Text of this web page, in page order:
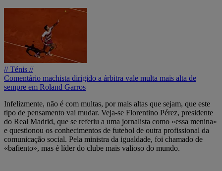
// Ténis //
Comentário machista dirigido a árbitra vale multa mais alta de
sempre em Roland Garros
Infelizmente, não é com multas, por mais altas que sejam, que este
tipo de pensamento vai mudar. Veja-se Florentino Pérez, presidente
do Real Madrid, que se referiu a uma jornalista como «essa menina»
e questionou os conhecimentos de futebol de outra profissional da
comunicação social. Pela ministra da igualdade, foi chamado de
«bafiento», mas é líder do clube mais valioso do mundo.